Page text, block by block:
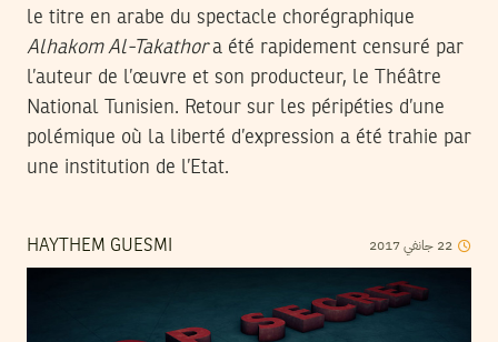
le titre en arabe du spectacle chorégraphique
Alhakom Al-Takathora été rapidement censuré par
l’auteur de l’œuvre et son producteur, le Théâtre
National Tunisien. Retour sur les péripéties d’une
polémique où la liberté d’expression a été trahie par
une institution de l’Etat.
HAYTHEM GUESMI 22 جانفي2017